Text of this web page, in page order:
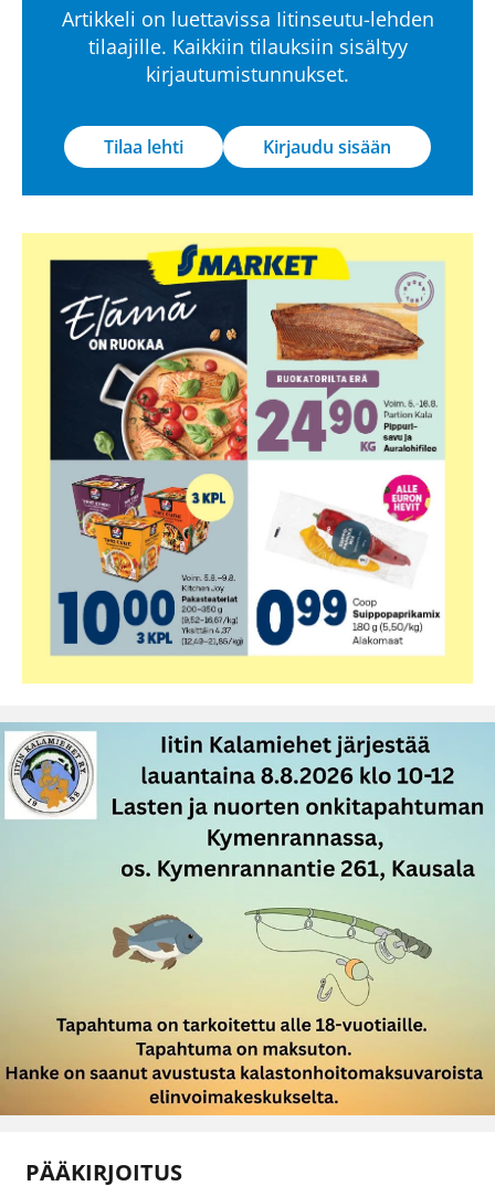
Artikkeli on luettavissa Iitinseutu-lehden
tilaajille. Kaikkiin tilauksiin sisältyy
kirjautumistunnukset.
Tilaa lehti Kirjaudu sisään
PÄÄKIRJOITUS